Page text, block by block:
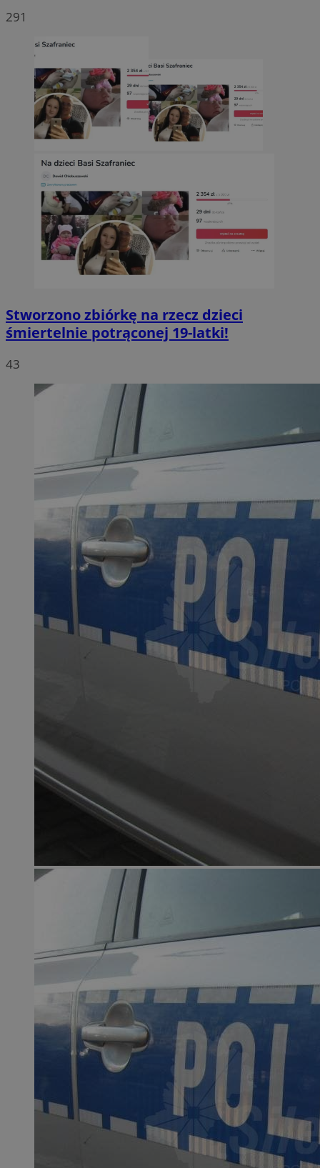
291
Stworzono zbiórkę na rzecz dzieci
śmiertelnie potrąconej 19-latki!
43